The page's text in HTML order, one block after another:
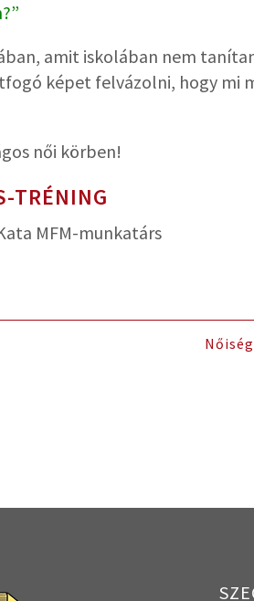
amit iskolában nem
képet felvázolni, hogy mi
női körben!
TRÉNING
MFM-munkatárs